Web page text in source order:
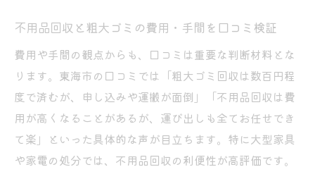
不用品回収と粗大ゴミの費用・手間を口コミ検証
費用や手間の観点からも、口コミは重要な判断材料とな
ります。東海市の口コミでは「粗大ゴミ回収は数百円程
度で済むが、申し込みや運搬が面倒」「不用品回収は費
用が高くなることがあるが、運び出しも全てお任せでき
て楽」といった具体的な声が目立ちます。特に大型家具
や家電の処分では、不用品回収の利便性が高評価です。